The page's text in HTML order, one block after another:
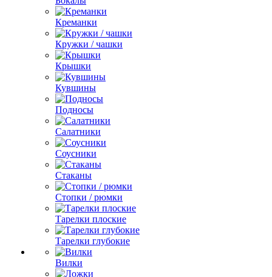
Креманки
Кружки / чашки
Крышки
Кувшины
Подносы
Салатники
Соусники
Стаканы
Стопки / рюмки
Тарелки плоские
Тарелки глубокие
Вилки